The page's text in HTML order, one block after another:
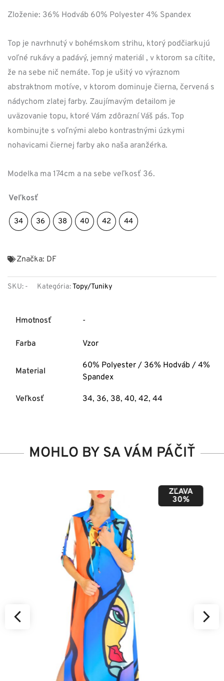
Zloženie: 36% Hodváb 60% Polyester 4% Spandex
Top je navrhnutý v bohémskom strihu, ktorý podčiarkujú
voľné rukávy a padávý, jemný materiál , v ktorom sa cítite,
že na sebe nič nemáte. Top je ušitý vo výraznom
abstraktnom motíve, v ktorom dominuje čierna, červená s
nádychom zlatej farby. Zaujímavým detailom je
uväzovanie topu, ktoré Vám zdôrazní Váš pás. Top
kombinujte s voľnými alebo kontrastnými úzkymi
nohavicami čiernej farby ako naša aranžérka.
Modelka ma 174cm a na sebe veľkosť 36.
Veľkosť
34 36 38 40 42 44
Značka: DF
SKU: - Kategória:Topy/Tuniky
Hmotnosť -
Farba Vzor
Material
60% Polyester / 36% Hodváb / 4%
Spandex
Veľkosť 34, 36, 38, 40, 42, 44
MOHLO BY SA VÁM PÁČIŤ
ZĽAVA
50%